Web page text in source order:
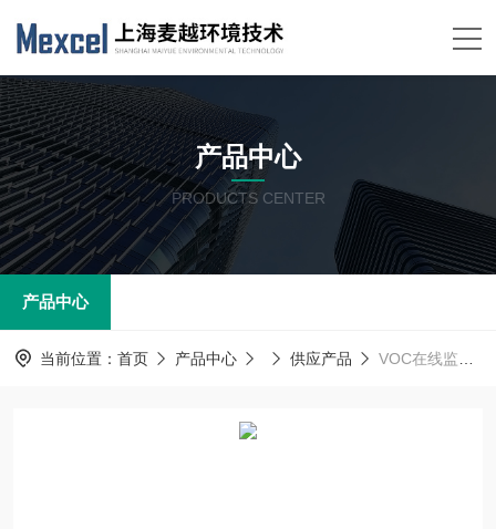
产品中心
PRODUCTS CENTER
产品中心
当前位置： 首页 产品中心 供应产品 VOC在线监测设备运维 烟气监测设备运行服务